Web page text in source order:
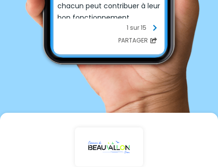
chacun peut contribuer à leur
bon fonctionnement.
Déposez vos déchets à
l'intérieur des conteneurs,
jamais au sol.
Respectez les consignes de
indiquées sur chaque
-Si un conteneur est plein,
revenez ultérieurement.
1 sur 15
PARTAGER